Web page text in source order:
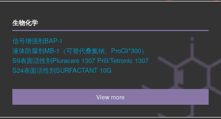
生物化学
信号增强剂BAP-1
液体防腐剂MB-1（可替代叠氮钠、ProCli*300）
S9表面活性剂Pluracare 1307 Prill/Tetronic 1307
S24表面活性剂SURFACTANT 10G
View more